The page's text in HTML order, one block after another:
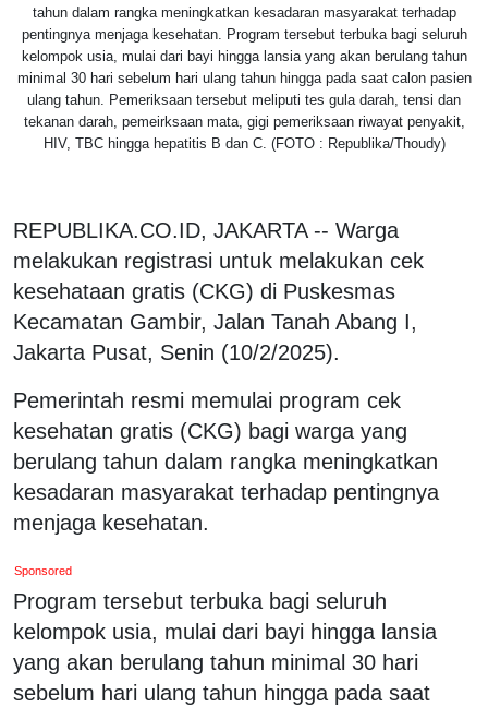
tahun dalam rangka meningkatkan kesadaran masyarakat terhadap
pentingnya menjaga kesehatan. Program tersebut terbuka bagi seluruh
kelompok usia, mulai dari bayi hingga lansia yang akan berulang tahun
minimal 30 hari sebelum hari ulang tahun hingga pada saat calon pasien
ulang tahun. Pemeriksaan tersebut meliputi tes gula darah, tensi dan
tekanan darah, pemeirksaan mata, gigi pemeriksaan riwayat penyakit,
HIV, TBC hingga hepatitis B dan C. (FOTO : Republika/Thoudy)
REPUBLIKA.CO.ID, JAKARTA -- Warga
melakukan registrasi untuk melakukan cek
kesehataan gratis (CKG) di Puskesmas
Kecamatan Gambir, Jalan Tanah Abang I,
Jakarta Pusat, Senin (10/2/2025).
Pemerintah resmi memulai program cek
kesehatan gratis (CKG) bagi warga yang
berulang tahun dalam rangka meningkatkan
kesadaran masyarakat terhadap pentingnya
menjaga kesehatan.
Sponsored
Program tersebut terbuka bagi seluruh
kelompok usia, mulai dari bayi hingga lansia
yang akan berulang tahun minimal 30 hari
sebelum hari ulang tahun hingga pada saat